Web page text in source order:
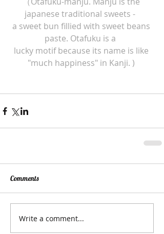
japanese traditional sweets -
a sweet bun fillied with sweet beans
paste. Otafuku is a
lucky motif because its name is like
"much happiness" in Kanji. )
Comments
Write a comment...